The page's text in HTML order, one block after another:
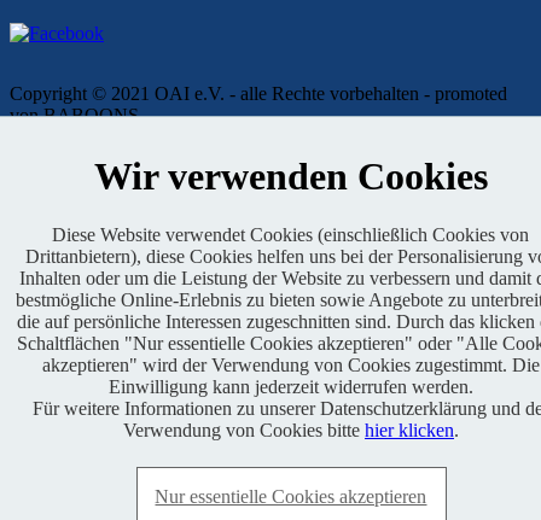
Copyright © 2021 OAI e.V. - alle Rechte vorbehalten - promoted
von BABOONS
Genehmigter Lauf
Wir verwenden Cookies
Diese Website verwendet Cookies (einschließlich Cookies von
Drittanbietern), diese Cookies helfen uns bei der Personalisierung
Inhalten oder um die Leistung der Website zu verbessern und damit
bestmögliche Online-Erlebnis zu bieten sowie Angebote zu
die auf persönliche Interessen zugeschnitten sind. Durch das klicken
Schaltflächen "Nur essentielle Cookies akzeptieren" oder "Alle
akzeptieren" wird der Verwendung von Cookies zugestimmt. Die
Einwilligung kann jederzeit widerrufen werden.
Für weitere Informationen zu unserer Datenschutzerklärung und
Verwendung von Cookies bitte hier klicken.
Nur essentielle Cookies akzeptieren